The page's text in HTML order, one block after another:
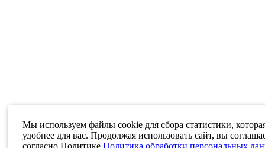
Мы используем файлы cookie для сбора статистики,
удобнее для вас. Продолжая использовать сайт, вы
согласно ПолитикеПолитика обработки персональных